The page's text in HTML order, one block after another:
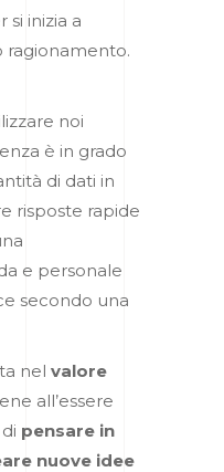
si inizia a
ragionamento.
noi
è in grado
di dati in
risposte rapide
e personale
secondo una
nel valore
all’essere
pensare in
nuove idee